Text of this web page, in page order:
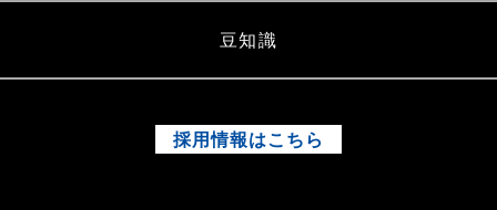
豆知識
採用情報はこちら